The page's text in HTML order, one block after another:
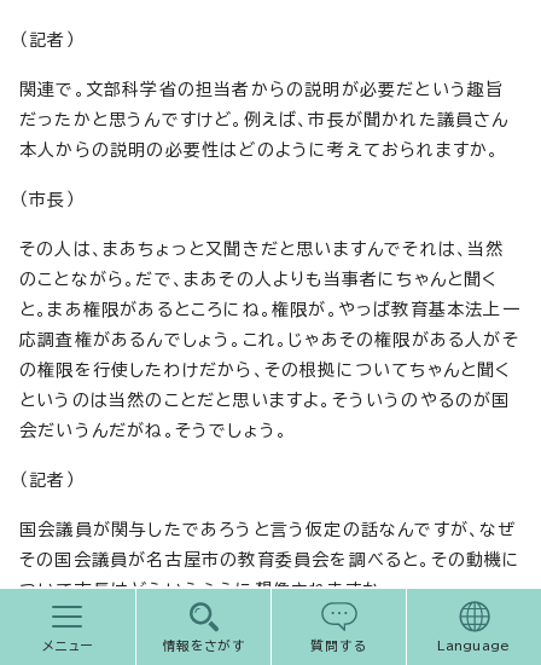
（記者）
関連で。文部科学省の担当者からの説明が必要だという趣旨
だったかと思うんですけど。例えば、市長が聞かれた議員さん
本人からの説明の必要性はどのように考えておられますか。
（市長）
その人は、まあちょっと又聞きだと思いますんでそれは、当然
のことながら。だで、まあその人よりも当事者にちゃんと聞く
と。まあ権限があるところにね。権限が。やっぱ教育基本法上一
応調査権があるんでしょう。これ。じゃあその権限がある人がそ
の権限を行使したわけだから、その根拠についてちゃんと聞く
というのは当然のことだと思いますよ。そういうのやるのが国
会だいうんだがね。そうでしょう。
（記者）
国会議員が関与したであろうと言う仮定の話なんですが、なぜ
その国会議員が名古屋市の教育委員会を調べると。その動機に
ついて市長はどういうふうに想像されますか。
（市長）
メニュー 情報をさがす 質問する Language